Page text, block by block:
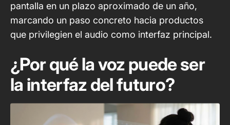
pantalla en un plazo aproximado de un año,
marcando un paso concreto hacia productos
que privilegien el audio como interfaz principal.
¿Por qué la voz puede ser
la interfaz del futuro?